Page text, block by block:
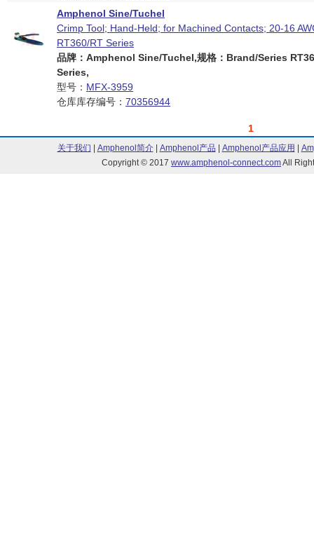
Amphenol Sine/Tuchel
Crimp Tool; Hand-Held; for Machined Contacts; 20-16
RT360/RT Series
品牌：Amphenol Sine/Tuchel,规格：Brand/Series
Series,
型号： MFX-3959
仓库库存编号： 70356944
1
关于我们 Amphenol简介| Amphenol产品 Amphenol产品应用
Copyright © 2017 www.amphenol-connect.comAll